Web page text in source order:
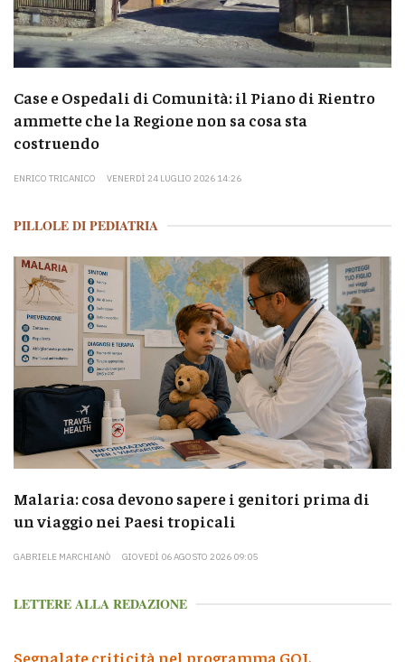
Case e Ospedali di Comunità: il Piano di Rientro
ammette che la Regione non sa cosa sta
costruendo
ENRICO TRICANICO VENERDÌ 24 LUGLIO 2026 14:26
PILLOLE DI PEDIATRIA
Malaria: cosa devono sapere i genitori prima di
un viaggio nei Paesi tropicali
GABRIELE MARCHIANÒ GIOVEDÌ 06 AGOSTO 2026 09:05
LETTERE ALLA REDAZIONE
Segnalate criticità nel programma GOL